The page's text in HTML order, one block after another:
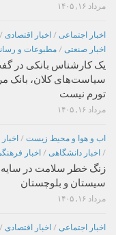
مرداد ۱۶, ۱۴۰۵
اخبار اجتماعی / اخبار اقتصادی /
اخبار صنعتی / مطبوعات و
یک کارشناس بانکی در
سیاست‌های کلان، بانک
تورم نیست
مرداد ۱۶, ۱۴۰۵
اب و هوا و محیط زیست /
/ اخبار دانشگاهی / اخبار
زنگ خطر سلامت در
سیستان و بلوچستان
مرداد ۱۶, ۱۴۰۵
اخبار اجتماعی / اخبار اقتصادی /